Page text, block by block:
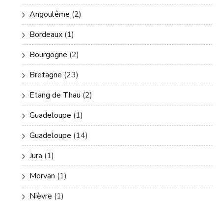
Angoulême (2)
Bordeaux (1)
Bourgogne (2)
Bretagne (23)
Etang de Thau (2)
Guadeloupe (1)
Guadeloupe (14)
Jura (1)
Morvan (1)
Nièvre (1)